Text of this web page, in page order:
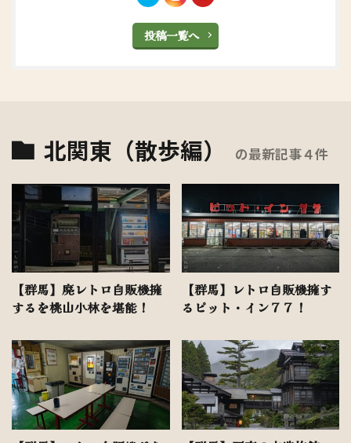
投稿一覧へ
北関東（散歩編） の最新記事４件
【群馬】廃レトロ自販機擁
するを桃山小林を堪能！
【群馬】レトロ自販機擁す
るピット・イン７７！